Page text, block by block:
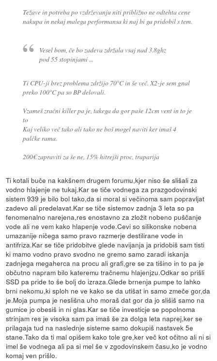
Težave in potreba po vzdrževanju niti približno ne odtehta cene
nakupa in nekaj malega performansa ki naj bi ga pridobil s tem.
Vesel bom, če bo zadeva zdržala vsaj nad 3.8ghz
pod 55 stopinjami ...
Ti CPU-ji brez problema zdržijo 70°C in še več. X2-je sem gnal
preko 100°C pa so BP delovali.
Vzameš zračni killer pa je, takega da gor paše 12cm vent in to je
to
Kaj veliko več tako ali tako ne boš mogel naviti ker imaš 4
palčke rama.
200€ zapraviti za še ne, 15% hitrejši proc, traparija
Ti kotali buče na kakšnem drugem forumu,kjer niso še slišali za
vodno hlajenje ne tukaj.Kar se tiče vodnega za prazgodovinski
sistem 939 je bilo bol tako,da si moral si večinoma sam popravljat
zadevo ali predelavat.Kar se tiče sistemov zadnja 3 leta so pa
fenomenalno narejena,res enostavno za zložit nobeno puščanje
vode ali ne vem kako hlapenje vode.Cevi so silikonske nobena
umazanije ničega samo pravo razmerje destilirane vode in
antifriza.Kar se tiče pridobitve glede navijanja ja pridobiš sam tisti
ki mamo vodno pravo svodno ne gremo samo zaradi iskanja
zadnjega megaherca na procu ali grafi,gre se za tišino in to pa je
občutno napram bilo kateremu tračnemu hlajenjzu.Odkar so prišli
SSD pa pride to še bolj do izraza.Glede brnenja pumpe to lahko
brni nekomu,ki sploh ne ve kako se da utišat in samo zmeče gor,da
je.Moja pumpa je neslišna uho moraš dat gor da jo slišiš samo na
gumice jo obesiš in ni glas.Kar se tiče investicje se popolnoma
strinjam res je visoka sam pa imaš še za dolga leta naprej,ker se
prilagaja tud na naslednje sisteme samo dokupiš nastavek 5e
stane.Tako da ti mal opišem kako tole gre,ker več kot očitno ali ni si
imel še vodnega ali pa si mel še v zgodovinskem času,ko je vodno
komaj ven prišlo.